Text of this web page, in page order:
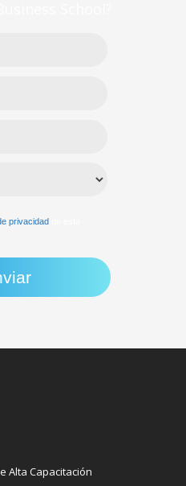
privacidad
Alta Capacitación